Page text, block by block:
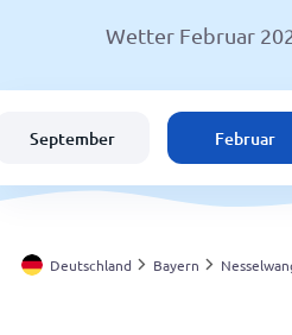
Wetter in Nesselwang
Schweiz
Österreich
Wetter Februar
September Februar
Deutschland Bayern